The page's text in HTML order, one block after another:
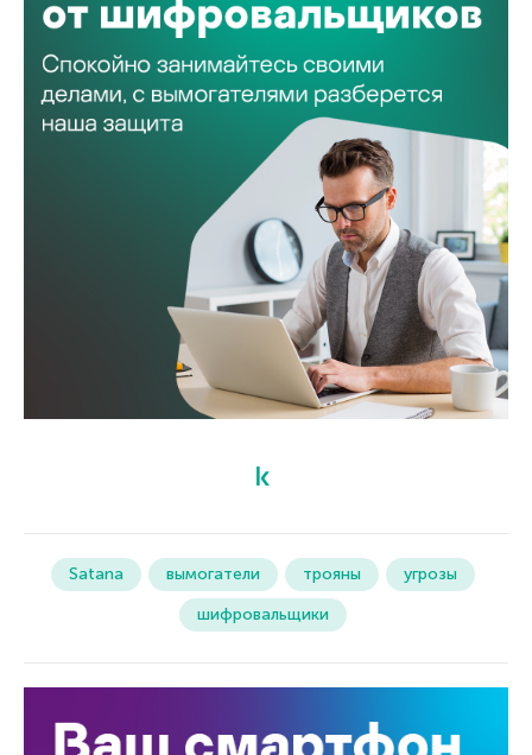
Satana вымогатели трояны
угрозы
шифровальщики